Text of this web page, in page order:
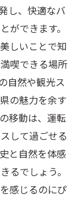
し、快適なバ
ができます。
しいことで知
喫できる場所
自然や観光ス
の魅力を余す
移動は、運転
して過ごせる
と自然を体感
るでしょう。
感じるのにぴ